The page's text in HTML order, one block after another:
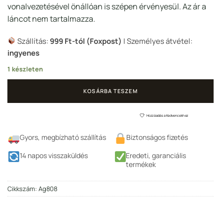
vonalvezetésével önállóan is szépen érvényesül. Az ár a
láncot nem tartalmazza.
Szállítás:999 Ft-tól (Foxpost) | Személyes átvétel:
ingyenes
1 készleten
KOSÁRBA TESZEM
Hozzáadás a Kedvencekhez
Gyors, megbízható szállítás
Biztonságos fizetés
14 napos visszaküldés
Eredeti, garanciális
termékek
Cikkszám: Ag808